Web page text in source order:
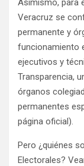
Asimismo, para
Veracruz se
permanente y
funcionamiento
ejecutivos y
Transparencia,
órganos
permanentes
página oficial).
Pero ¿quiénes
Electorales?